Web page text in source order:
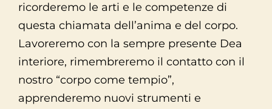
ricorderemo le arti e le competenze di
questa chiamata dell’anima e del corpo.
Lavoreremo con la sempre presente Dea
interiore, rimembreremo il contatto con il
nostro “corpo come tempio”,
apprenderemo nuovi strumenti e